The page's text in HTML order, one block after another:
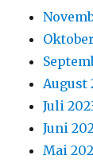
August
Juli
Juni
Mai